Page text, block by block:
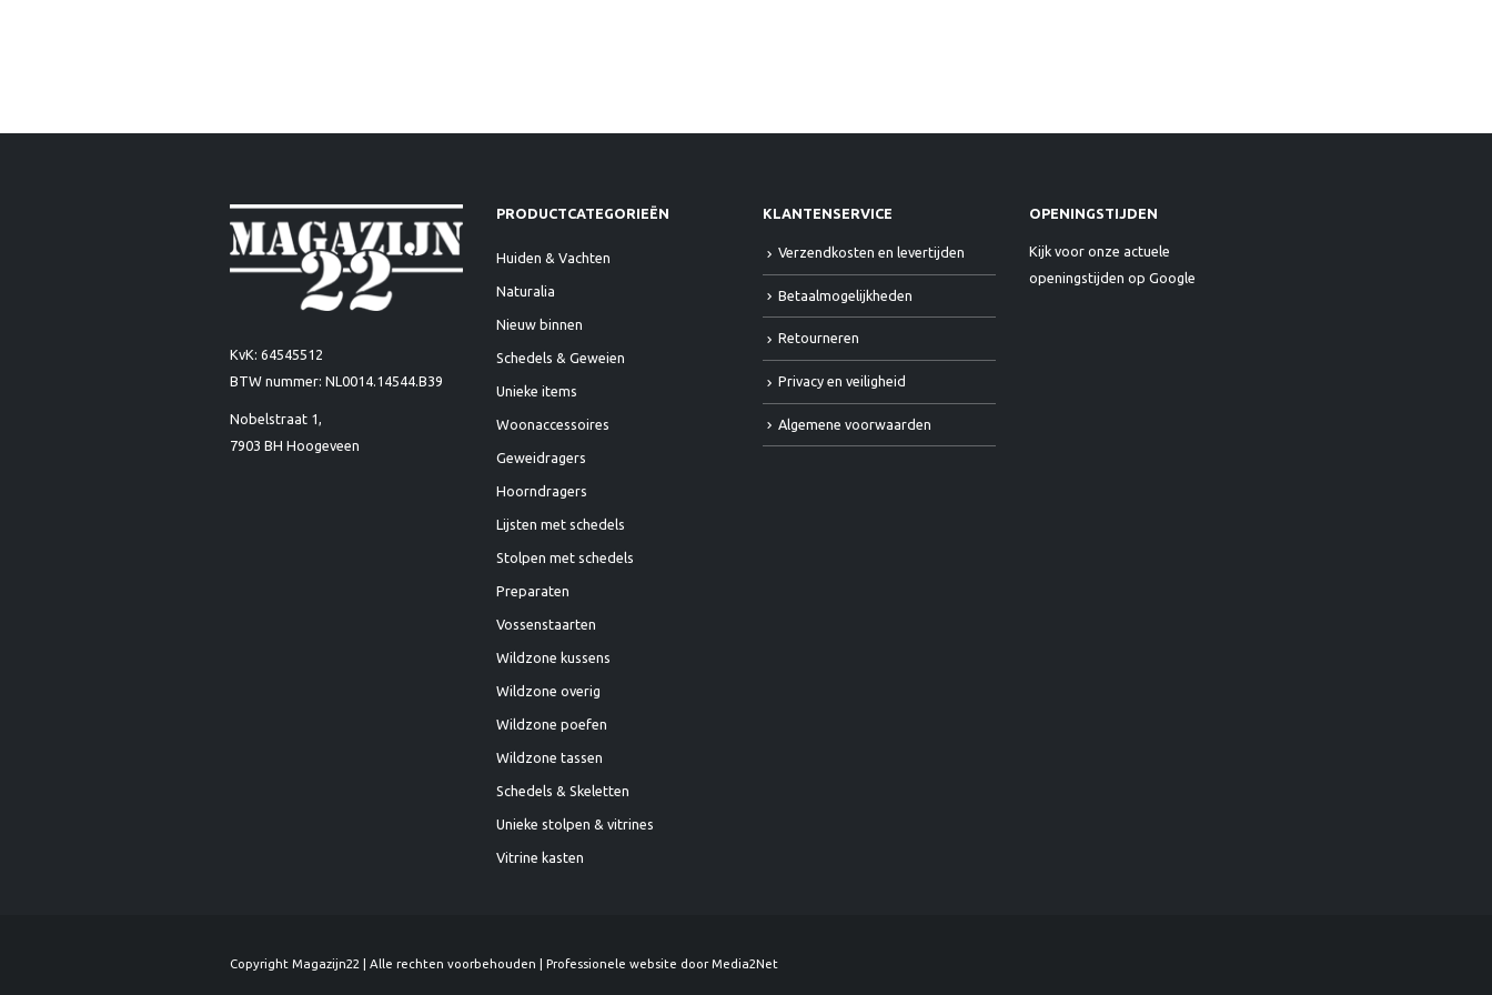
KvK: 64545512
BTW nummer: NL0014.14544.B39
Nobelstraat 1,
7903 BH Hoogeveen
PRODUCTCATEGORIEËN
Huiden & Vachten
Naturalia
Nieuw binnen
Schedels & Geweien
Unieke items
Woonaccessoires
Geweidragers
Hoorndragers
Lijsten met schedels
Stolpen met schedels
Preparaten
Vossenstaarten
Wildzone kussens
Wildzone overig
Wildzone poefen
Wildzone tassen
Schedels & Skeletten
Unieke stolpen & vitrines
Vitrine kasten
KLANTENSERVICE
Verzendkosten en levertijden
Betaalmogelijkheden
Retourneren
Privacy en veiligheid
Algemene voorwaarden
OPENINGSTIJDEN
Kijk voor onze actuele
openingstijden op Google
Copyright Magazijn22 | Alle rechten voorbehouden | Professionele website door Media2Net